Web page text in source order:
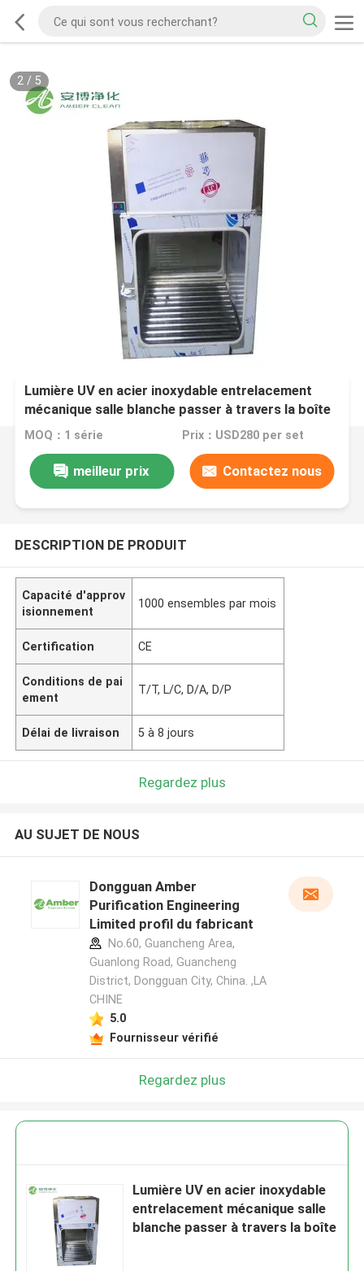
2/ 5
Lumière UV en acier inoxydable entrelacement
mécanique salle blanche passer à travers la boîte
MOQ：1 série Prix：USD280 per set
meilleur prix Contactez nous
DESCRIPTION DE PRODUIT
Capacité d'approv
isionnement
1000 ensembles par mois
Certification CE
Conditions de pai
ement
T/T, L/C, D/A, D/P
Délai de livraison 5 à 8 jours
Regardez plus
AU SUJET DE NOUS
Dongguan Amber
Purification Engineering
Limited profil du fabricant
No.60, Guancheng Area,
Guanlong Road, Guancheng
District, Dongguan City, China. ,LA
CHINE
5.0
Fournisseur vérifié
Regardez plus
Lumière UV en acier inoxydable
entrelacement mécanique salle
blanche passer à travers la boîte